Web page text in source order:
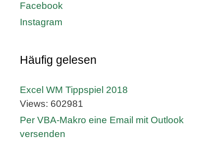
Facebook
Instagram
Häufig gelesen
Excel WM Tippspiel 2018
Views: 602981
Per VBA-Makro eine Email mit Outlook
versenden